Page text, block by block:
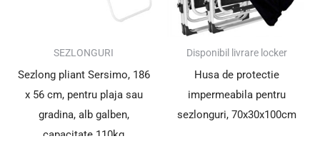
SEZLONGURI
Sezlong pliant Sersimo, 186
x 56 cm, pentru plaja sau
gradina, alb galben,
capacitate 110kg
Disponibil livrare locker
Husa de protectie
impermeabila pentru
sezlonguri, 70x30x100cm